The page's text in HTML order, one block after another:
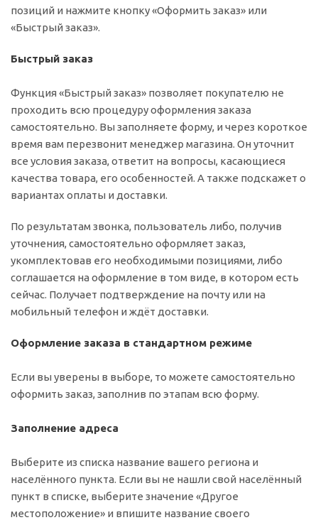
позиций и нажмите кнопку «Оформить заказ» или
«Быстрый заказ».
Быстрый заказ
Функция «Быстрый заказ» позволяет покупателю не
проходить всю процедуру оформления заказа
самостоятельно. Вы заполняете форму, и через короткое
время вам перезвонит менеджер магазина. Он уточнит
все условия заказа, ответит на вопросы, касающиеся
качества товара, его особенностей. А также подскажет о
вариантах оплаты и доставки.
По результатам звонка, пользователь либо, получив
уточнения, самостоятельно оформляет заказ,
укомплектовав его необходимыми позициями, либо
соглашается на оформление в том виде, в котором есть
сейчас. Получает подтверждение на почту или на
мобильный телефон и ждёт доставки.
Оформление заказа в стандартном режиме
Если вы уверены в выборе, то можете самостоятельно
оформить заказ, заполнив по этапам всю форму.
Заполнение адреса
Выберите из списка название вашего региона и
населённого пункта. Если вы не нашли свой населённый
пункт в списке, выберите значение «Другое
местоположение» и впишите название своего